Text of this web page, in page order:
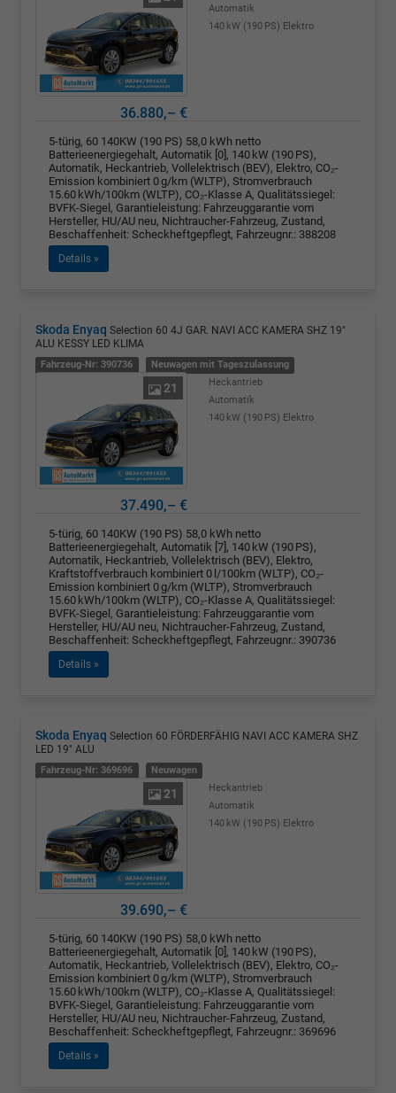
Automatik
140 kW (190 PS) Elektro
36.880,– €
5-türig, 60 140KW (190 PS) 58,0 kWh netto
Batterieenergiegehalt, Automatik [0], 140 kW (190 PS),
Automatik, Heckantrieb, Vollelektrisch (BEV), Elektro, CO₂-
Emission kombiniert 0 g/km (WLTP), Stromverbrauch
15.60 kWh/100km (WLTP), CO₂-Klasse A, Qualitätssiegel:
BVFK-Siegel, Garantieleistung: Fahrzeuggarantie vom
Hersteller, HU/AU neu, Nichtraucher-Fahrzeug, Zustand,
Beschaffenheit: Scheckheftgepflegt, Fahrzeugnr.: 388208
Details »
Skoda Enyaq Selection 60 4J GAR. NAVI ACC KAMERA SHZ 19"
ALU KESSY LED KLIMA
Fahrzeug-Nr: 390736 Neuwagen mit Tageszulassung
21
Heckantrieb
Automatik
140 kW (190 PS) Elektro
37.490,– €
5-türig, 60 140KW (190 PS) 58,0 kWh netto
Batterieenergiegehalt, Automatik [7], 140 kW (190 PS),
Automatik, Heckantrieb, Vollelektrisch (BEV), Elektro,
Kraftstoffverbrauch kombiniert 0 l/100km (WLTP), CO₂-
Emission kombiniert 0 g/km (WLTP), Stromverbrauch
15.60 kWh/100km (WLTP), CO₂-Klasse A, Qualitätssiegel:
BVFK-Siegel, Garantieleistung: Fahrzeuggarantie vom
Hersteller, HU/AU neu, Nichtraucher-Fahrzeug, Zustand,
Beschaffenheit: Scheckheftgepflegt, Fahrzeugnr.: 390736
Details »
Skoda Enyaq Selection 60 FÖRDERFÄHIG NAVI ACC KAMERA SHZ
LED 19" ALU
Fahrzeug-Nr: 369696 Neuwagen
21
Heckantrieb
Automatik
140 kW (190 PS) Elektro
39.690,– €
5-türig, 60 140KW (190 PS) 58,0 kWh netto
Batterieenergiegehalt, Automatik [0], 140 kW (190 PS),
Automatik, Heckantrieb, Vollelektrisch (BEV), Elektro, CO₂-
Emission kombiniert 0 g/km (WLTP), Stromverbrauch
15.60 kWh/100km (WLTP), CO₂-Klasse A, Qualitätssiegel:
BVFK-Siegel, Garantieleistung: Fahrzeuggarantie vom
Hersteller, HU/AU neu, Nichtraucher-Fahrzeug, Zustand,
Beschaffenheit: Scheckheftgepflegt, Fahrzeugnr.: 369696
Details »